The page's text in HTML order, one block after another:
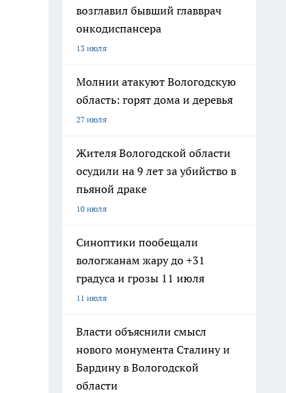
возглавил бывший главврач
онкодиспансера
13 июля
Молнии атакуют Вологодскую
область: горят дома и деревья
27 июля
Жителя Вологодской области
осудили на 9 лет за убийство в
пьяной драке
10 июля
Синоптики пообещали
вологжанам жару до +31
градуса и грозы 11 июля
11 июля
Власти объяснили смысл
нового монумента Сталину и
Бардину в Вологодской
области